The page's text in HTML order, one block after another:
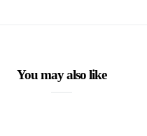
You may also like